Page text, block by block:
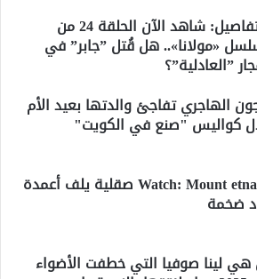
بالتفاصيل: شاهد الآن الحلقة 24 من
«مولانا».. هل قُتل ”جابر” في
”العادلية”؟
الهاجري تفاجئ والدتها بعيد الأم
كواليس "صنع في الكويت"
Watch: Mount etna in صقلية يلف أعمدة
ضخمة
لينا صوفيا التي خطفت الأضواء